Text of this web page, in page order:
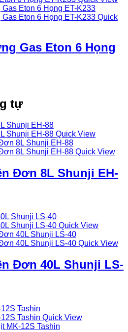
Quick
Gas Eton 6 Họng
tự
Quick View
Quick View
Đơn 8L Shunji EH-
Quick View
Quick View
Đơn 40L Shunji LS-
Quick View